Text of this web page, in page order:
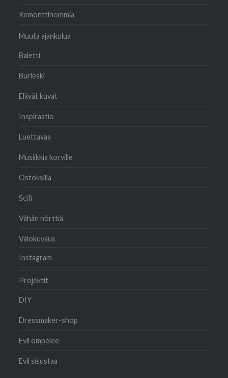
Remonttihommia
Muuta ajankulua
Baletti
Burleski
Elävät kuvat
Inspiraatio
Luettavaa
Musiikkia korville
Ostoksilla
Scifi
Vähän nörttiä
Valokuvaus
Instagram
Projektit
DIY
Dressmaker-shop
Evil ompelee
Evil sisustaa